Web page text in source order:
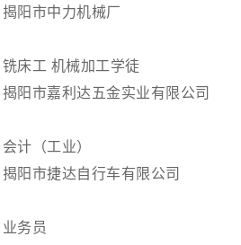
揭阳市中力机械厂
铣床工 机械加工学徒
揭阳市嘉利达五金实业有限公司
会计（工业）
揭阳市捷达自行车有限公司
业务员